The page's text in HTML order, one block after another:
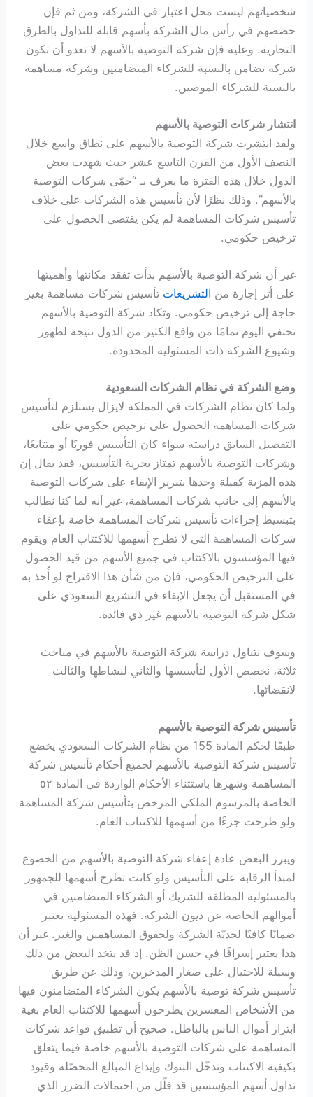
شخصياتهم ليست محل اعتبار في الشركة، ومن ثم فإن
حصصهم في رأس مال الشركة بأسهم قابلة للتداول بالطرق
التجارية. وعليه فإن شركة التوصية بالأسهم لا تعدو أن تكون
شركة تضامن بالنسبة للشركاء المتضامنين وشركة مساهمة
بالنسبة للشركاء الموصين.
انتشار شركات التوصية بالأسهم
ولقد انتشرت شركة التوصية بالأسهم على نطاق واسع خلال
النصف الأول من القرن التاسع عشر حيث شهدت بعض
الدول خلال هذه الفترة ما يعرف بـ “حمّى شركات التوصية
بالأسهم”. وذلك نظرًا لأن تأسيس هذه الشركات على خلاف
تأسيس شركات المساهمة لم يكن يقتضي الحصول على
ترخيص حكومي.
غير أن شركة التوصية بالأسهم بدأت تفقد مكانتها وأهميتها
على أثر إجازة من التشريعات تأسيس شركات مساهمة بغير
حاجة إلى ترخيص حكومي. وتكاد شركة التوصية بالأسهم
تختفي اليوم تمامًا من واقع الكثير من الدول نتيجة لظهور
وشيوع الشركة ذات المسئولية المحدودة.
وضع الشركة في نظام الشركات السعودية
ولما كان نظام الشركات في المملكة لايزال يستلزم لتأسيس
شركات المساهمة الحصول على ترخيص حكومي على
التفصيل السابق دراسته سواء كان التأسيس فوريًا أو متتابعًا،
وشركات التوصية بالأسهم تمتاز بحرية التأسيس، فقد يقال إن
هذه المزية كفيلة وحدها بتبرير الإبقاء على شركات التوصية
بالأسهم إلى جانب شركات المساهمة، غير أنه لما كنا نطالب
بتبسيط إجراءات تأسيس شركات المساهمة خاصة بإعفاء
شركات المساهمة التي لا تطرح أسهمها للاكتتاب العام ويقوم
فيها المؤسسون بالاكتتاب في جميع الأسهم من قيد الحصول
على الترخيص الحكومي، فإن من شأن هذا الاقتراح لو أُخذ به
في المستقبل أن يجعل الإبقاء في التشريع السعودي على
شكل شركة التوصية بالأسهم غير ذي فائدة.
وسوف نتناول دراسة شركة التوصية بالأسهم في مباحث
ثلاثة، نخصص الأول لتأسيسها والثاني لنشاطها والثالث
لانقضائها.
تأسيس شركة التوصية بالأسهم
طبقًا لحكم المادة 155 من نظام الشركات السعودي يخضع
تأسيس شركة التوصية بالأسهم لجميع أحكام تأسيس شركة
المساهمة وشهرها باستثناء الأحكام الواردة في المادة ٥٢
الخاصة بالمرسوم الملكي المرخص بتأسيس شركة المساهمة
ولو طرحت جزءًا من أسهمها للاكتتاب العام.
ويبرر البعض عادة إعفاء شركة التوصية بالأسهم من الخضوع
لمبدأ الرقابة على التأسيس ولو كانت تطرح أسهمها للجمهور
بالمسئولية المطلقة للشريك أو الشركاء المتضامنين في
أموالهم الخاصة عن ديون الشركة. فهذه المسئولية تعتبر
ضمانًا كافيًا لجديّة الشركة ولحقوق المساهمين والغير. غير أن
هذا يعتبر إسرافًا في حسن الظن. إذ قد يتخذ البعض من ذلك
وسيلة للاحتيال على صغار المدخرين، وذلك عن طريق
تأسيس شركة توصية بالأسهم يكون الشركاء المتضامنون فيها
من الأشخاص المعسرين يطرحون أسهمها للاكتتاب العام بغية
ابتزاز أموال الناس بالباطل. صحيح أن تطبيق قواعد شركات
المساهمة على شركات التوصية بالأسهم خاصة فيما يتعلق
بكيفية الاكتتاب وتدخّل البنوك وإيداع المبالغ المحصّلة وقيود
تداول أسهم المؤسسين قد قلّل من احتمالات الضرر الذي